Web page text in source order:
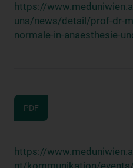
https://
uns/news/detail/prof-dr-
normale-in-anaesthesie-
PDF
https://
nt/kommunikation/